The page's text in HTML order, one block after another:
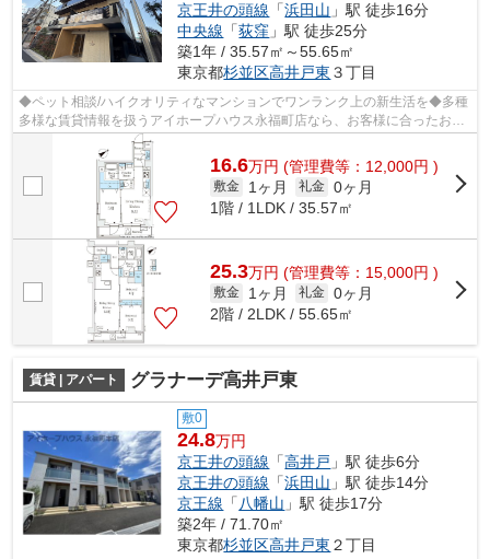
京王井の頭線 「浜田山 」駅 徒歩16分
中央線 「荻窪 」駅 徒歩25分
築1年 / 35.57㎡～55.65㎡
東京都杉並区高井戸東 ３丁目
◆ペット相談/ハイクオリティなマンションでワンランク上の新生活を◆多種
多様な賃貸情報を扱うアイホープハウス永福町店なら、お客様に合ったお住
まいがきっと見つかります。お電話03-3...
16.6万円 (管理費等：12,000円 )
敷金 1ヶ月 礼金 0ヶ月
1階 / 1LDK / 35.57㎡
25.3万円 (管理費等：15,000円 )
敷金 1ヶ月 礼金 0ヶ月
2階 / 2LDK / 55.65㎡
賃貸 | アパート グラナーデ高井戸東
敷0
24.8万円
京王井の頭線 「高井戸 」駅 徒歩6分
京王井の頭線 「浜田山 」駅 徒歩14分
京王線 「 八幡山 」駅 徒歩17分
築2年 / 71.70㎡
東京都杉並区高井戸東 ２丁目